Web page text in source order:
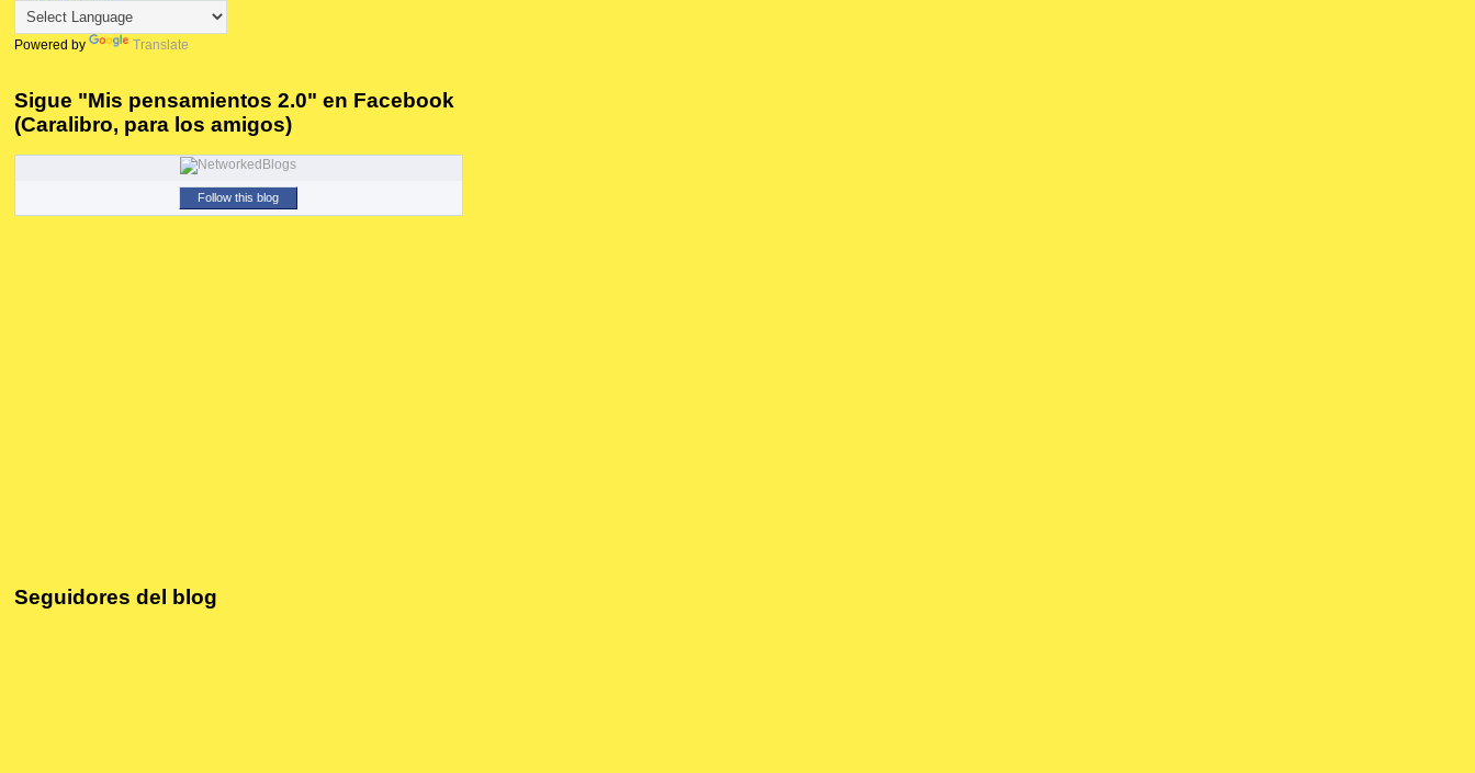
Powered by Translate
Sigue "Mis pensamientos 2.0" en Facebook
(Caralibro, para los amigos)
Follow this blog
Seguidores del blog